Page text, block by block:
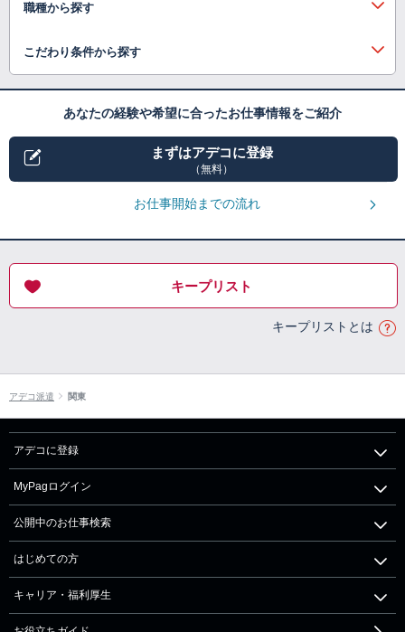
職種から探す
こだわり条件から探す
あなたの経験や希望に合ったお仕事情報をご紹介
まずはアデコに登録
（無料）
お仕事開始までの流れ
キープリスト
キープリストとは
アデコ派遣 関東
アデコに登録
MyPagログイン
公開中のお仕事検索
はじめての方
キャリア・福利厚生